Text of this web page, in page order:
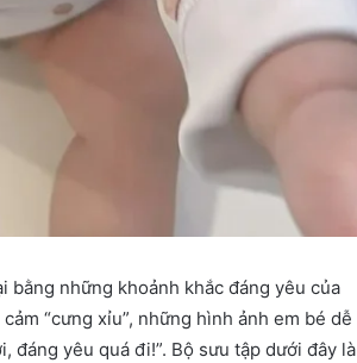
những khoảnh khắc đáng yêu của
“cưng xỉu”, những hình ảnh em bé dễ
yêu quá đi!”. Bộ sưu tập dưới đây là